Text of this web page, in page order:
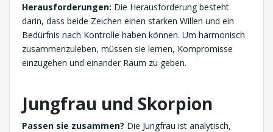
Herausforderungen: Die Herausforderung besteht
darin, dass beide Zeichen einen starken Willen und ein
Bedürfnis nach Kontrolle haben können. Um harmonisch
zusammenzuleben, müssen sie lernen, Kompromisse
einzugehen und einander Raum zu geben.
Jungfrau und Skorpion
Passen sie zusammen? Die Jungfrau ist analytisch,